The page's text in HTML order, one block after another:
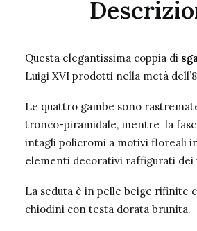
Questa elegantissima coppia di
Luigi XVI prodotti nella metà
Le quattro gambe sono
tronco-piramidale, mentre la
intagli policromi a motivi floreali
elementi decorativi raffigurati dei
La seduta è in pelle beige rifinite
chiodini con testa dorata brunita.